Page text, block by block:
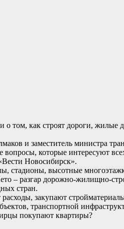
о том, как строят дороги, жилые
и заместитель министра
которые интересуют
Новосибирск».
стадионы, высотные
– разгар дорожно-жилищно-
стран.
закупают
транспортной
покупают квартиры?